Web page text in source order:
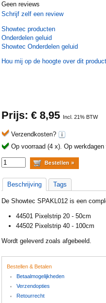
Geen reviews
Schrijf zelf een review
Showtec producten
Onderdelen geluid
Showtec Onderdelen geluid
Hou mij op de hoogte over dit product
Prijs: € 8,95 Incl. 21% BTW
Verzendkosten?
Op voorraad (4 x). Op
Beschrijving Tags
De Showtec SPAKL012 is een
44501 Pixelstrip 20 - 50cm
44502 Pixelstrip 40 - 100cm
Wordt geleverd zoals afgebeeld.
Bestellen & Betalen
Betaalmogelijkheden
Verzendopties
Retourrecht